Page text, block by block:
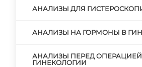
АНАЛИЗЫ ДЛЯ
АНАЛИЗЫ НА ГОРМОНЫ В
АНАЛИЗЫ ПЕРЕД
ГИНЕКОЛОГИИ